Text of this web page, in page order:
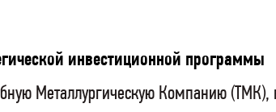
инвестиционной программы
Металлургическую Компанию (ТМК),